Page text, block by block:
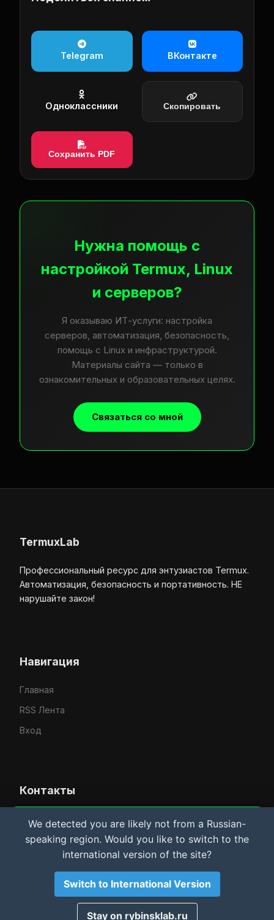
We detected you are likely not from a Russian-
speaking region. Would you like to switch to the
international version of the site?
Switch to International Version
Stay on rybinsklab.ru
Telegram ВКонтакте
Одноклассники Скопировать
Сохранить PDF
Нужна помощь с
настройкой Termux, Linux
и серверов?
Я оказываю ИТ-услуги: настройка
серверов, автоматизация, безопасность,
помощь с Linux и инфраструктурой.
Материалы сайта — только в
ознакомительных и образовательных целях.
Связаться со мной
TermuxLab
Профессиональный ресурс для энтузиастов Termux.
Автоматизация, безопасность и портативность. НЕ
нарушайте закон!
Навигация
Главная
RSS Лента
Вход
Контакты
Усачёв Денис Евгеньевич
IT-услуги в Рыбинске
Важная информация и Cookie
Мы используем файлы cookie для аналитики.
Материалы сайта носятисключительно
ответственности за возможный ущерб оборудованию
или ПО. Используя сайт, вы соглашаетесь с этими
условиями.
Принято